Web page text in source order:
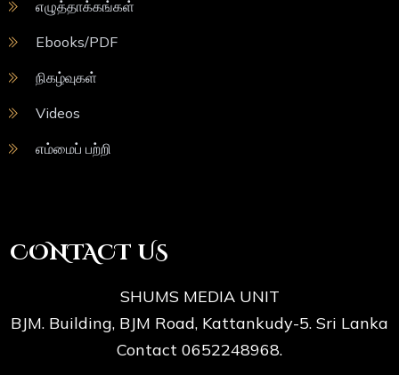
எழுத்தாக்கங்கள்
Ebooks/PDF
நிகழ்வுகள்
Videos
எம்மைப் பற்றி
CONTACT US
SHUMS MEDIA UNIT
BJM. Building, BJM Road, Kattankudy-5. Sri Lanka
Contact 0652248968.